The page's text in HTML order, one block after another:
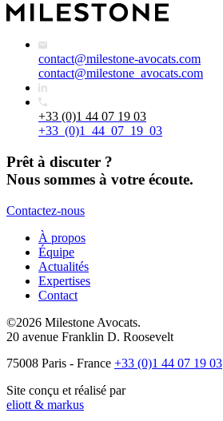
contact@milestone-avocats.com
contact@milestone_avocats.com
+33 (0)1 44 07 19 03
+33_(0)1_44_07_19_03
Prêt à discuter ?
Nous sommes à votre écoute.
Contactez-nous
À propos
Équipe
Actualités
Expertises
Contact
©2026 Milestone Avocats.
20 avenue Franklin D. Roosevelt
75008 Paris - France +33 (0)1 44 07 19 03
Site conçu et réalisé par
eliott & markus